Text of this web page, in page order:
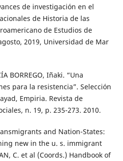
de investigación en el
de Historia de las
de Estudios de
2019, Universidad de Mar
BORREGO, Iñaki. “Una
para la resistencia”. Selección
Empiria. Revista de
n. 19, p. 235-273. 2010.
and Nation-States:
new in the u. s. immigrant
C. et al (Coords.) Handbook of